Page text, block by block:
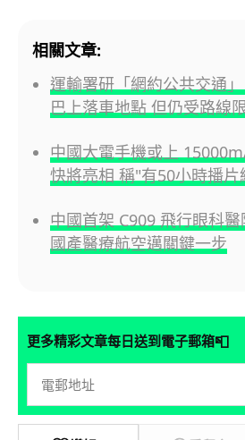
相關文章:
運輸署研「網約公共交通
巴上落車地點 但仍受路線
中國大電手機或上
快將亮相 稱"有50小時播片
中國首架 C909 飛行眼科
國產醫療航空邁關鍵一步
更多精彩文章每日送到電子郵箱📮